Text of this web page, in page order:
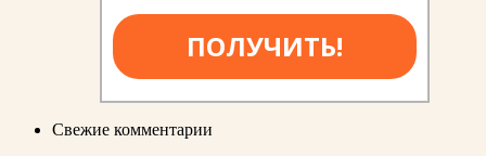
ПОЛУЧИТЬ!
Свежие комментарии